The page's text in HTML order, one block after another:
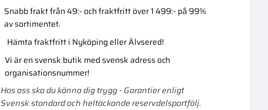
Snabb frakt från 49:- och fraktfritt över 1 499:- på 99%
av sortimentet.
Hämta fraktfritt i Nyköping eller Älvsered!
Vi är en svensk butik med svensk adress och
organisationsnummer!
Hos oss ska du känna dig trygg - Garantier enligt
Svensk standard och heltäckande reservdelsportfölj.